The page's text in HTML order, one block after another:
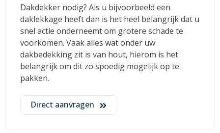
Dakdekker nodig? Als u bijvoorbeeld een
daklekkage heeft dan is het heel belangrijk dat u
snel actie onderneemt om grotere schade te
voorkomen. Vaak alles wat onder uw
dakbedekking zit is van hout, hierom is het
belangrijk om dit zo spoedig mogelijk op te
pakken.
Direct aanvragen